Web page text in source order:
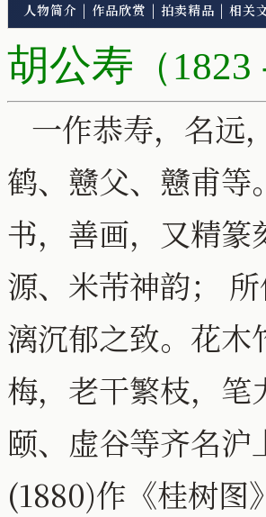
人物简介 | 作品欣赏 | 拍卖精品 | 相关
胡公寿 （1823
一作恭寿，名远
鹤、戆父、戆甫
书，善画，又精
源、米芾神韵；
漓沉郁之致。花
梅，老干繁枝，
颐、虚谷等齐名
(1880)作《桂树图